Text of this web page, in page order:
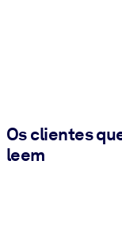
Os clientes
leem